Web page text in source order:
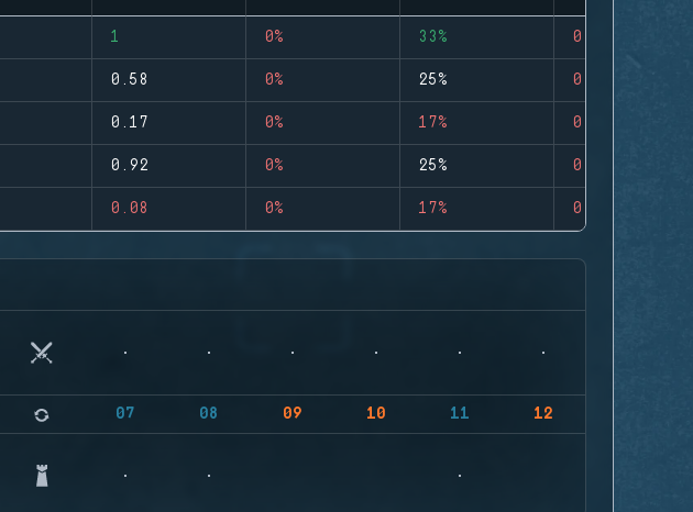
1 0% 33% 0
0.58 0% 25% 0
0.17 0% 17% 0
0.92 0% 25% 0
0.08 0% 17% 0
07 08 09 10 11 12